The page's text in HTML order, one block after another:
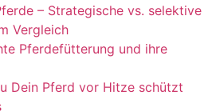
– Strategische vs. selektive
Vergleich
Pferdefütterung und ihre
Dein Pferd vor Hitze schützt